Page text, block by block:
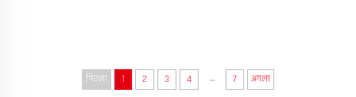
पिछला 1 2 3 4 ... 7 अगला